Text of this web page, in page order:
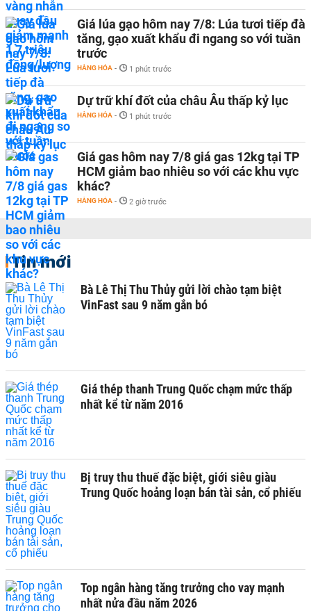
Giá lúa gạo hôm nay 7/8: Lúa tươi tiếp đà
tăng, gạo xuất khẩu đi ngang so với tuần
trước
HÀNG HÓA - 1 phút trước
Dự trữ khí đốt của châu Âu thấp kỷ lục
HÀNG HÓA - 1 phút trước
Giá gas hôm nay 7/8 giá gas 12kg tại TP
HCM giảm bao nhiêu so với các khu vực
khác?
HÀNG HÓA - 2 giờ trước
Tin mới
Bà Lê Thị Thu Thủy gửi lời chào tạm biệt
VinFast sau 9 năm gắn bó
Giá thép thanh Trung Quốc chạm mức thấp
nhất kể từ năm 2016
Bị truy thu thuế đặc biệt, giới siêu giàu
Trung Quốc hoảng loạn bán tài sản, cổ phiếu
Top ngân hàng tăng trưởng cho vay mạnh
nhất nửa đầu năm 2026